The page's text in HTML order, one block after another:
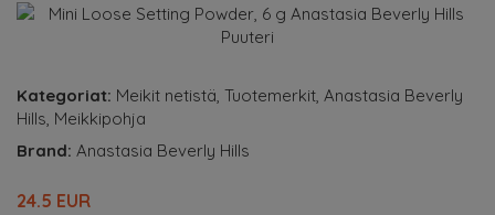
Kategoriat: Meikit netistä, Tuotemerkit, Anastasia Beverly
Hills, Meikkipohja
Brand: Anastasia Beverly Hills
24.5 EUR